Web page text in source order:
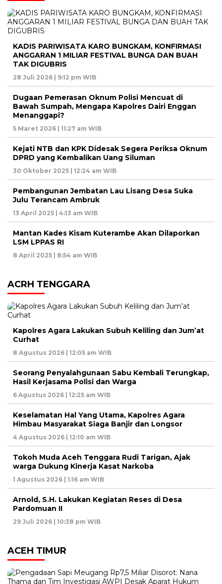
KADIS PARIWISATA KARO BUNGKAM, KONFIRMASI
ANGGARAN 1 MILIAR FESTIVAL BUNGA DAN BUAH
TAK DIGUBRIS
28 Juli 2026 | 9:12 pm WIB
Dugaan Pemerasan Oknum Polisi Mencuat di
Bawah Sumpah, Mengapa Kapolres Dairi Enggan
Menanggapi?
5 Maret 2026 | 11:27 am WIB
Kejati NTB dan KPK Didesak Segera Periksa Oknum
DPRD yang Kembalikan Uang Siluman
30 Oktober 2025 | 12:24 am WIB
Pembangunan Jembatan Lau Lisang Desa Suka
Julu Terancam Ambruk
13 April 2025 | 4:13 am WIB
Mantan Kades Kisam Kuterambe Akan Dilaporkan
LSM LPPAS RI
8 April 2025 | 8:54 am WIB
ACRH TENGGARA
Kapolres Agara Lakukan Subuh Keliling dan Jum’at
Curhat
8 Agustus 2026 | 12:05 am WIB
Seorang Penyalahgunaan Sabu Kembali Terungkap,
Hasil Kerjasama Polisi dan Warga
6 Agustus 2026 | 12:25 am WIB
Keselamatan Hal Yang Utama, Kapolres Agara
Himbau Masyarakat Siaga Banjir dan Longsor
4 Agustus 2026 | 12:10 am WIB
Tokoh Muda Aceh Tenggara Rudi Tarigan, Ajak
warga Dukung Kinerja Kasat Narkoba
1 Agustus 2026 | 1:16 am WIB
Arnold, S.H. Lakukan Kegiatan Reses di Desa
Pardomuan II
29 Juli 2026 | 10:38 pm WIB
ACEH TIMUR